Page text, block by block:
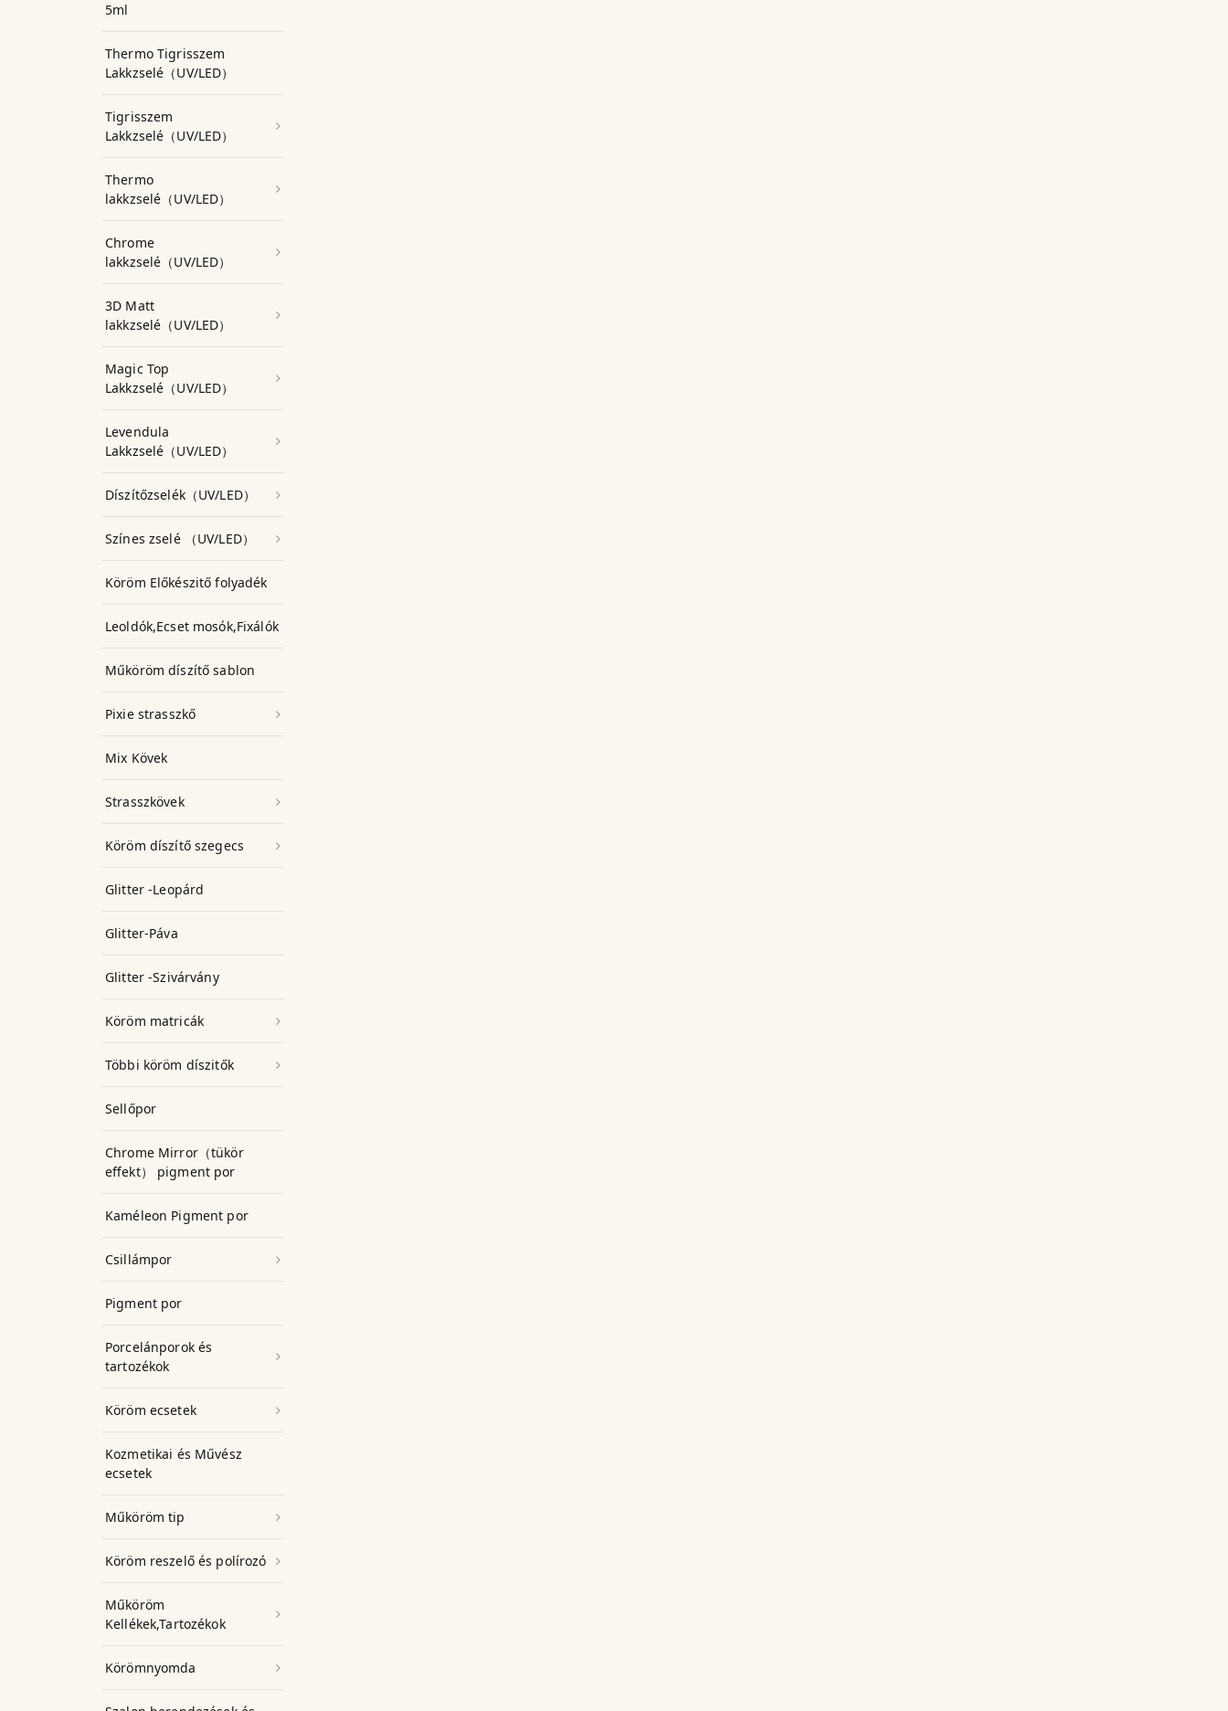
5ml
Thermo Tigrisszem
Lakkzselé（UV/LED）
Tigrisszem
Lakkzselé（UV/LED）
Thermo
lakkzselé（UV/LED）
Chrome
lakkzselé（UV/LED）
3D Matt
lakkzselé（UV/LED）
Magic Top
Lakkzselé（UV/LED）
Levendula
Lakkzselé（UV/LED）
Díszítőzselék（UV/LED）
Színes zselé （UV/LED）
Köröm Előkészitő folyadék
Leoldók,Ecset mosók,Fixálók
Műköröm díszítő sablon
Pixie strasszkő
Mix Kövek
Strasszkövek
Köröm díszítő szegecs
Glitter -Leopárd
Glitter-Páva
Glitter -Szivárvány
Köröm matricák
Többi köröm díszitők
Sellőpor
Chrome Mirror（tükör
effekt） pigment por
Kaméleon Pigment por
Csillámpor
Pigment por
Porcelánporok és
tartozékok
Köröm ecsetek
Kozmetikai és Művész
ecsetek
Műköröm tip
Köröm reszelő és polírozó
Műköröm
Kellékek,Tartozékok
Körömnyomda